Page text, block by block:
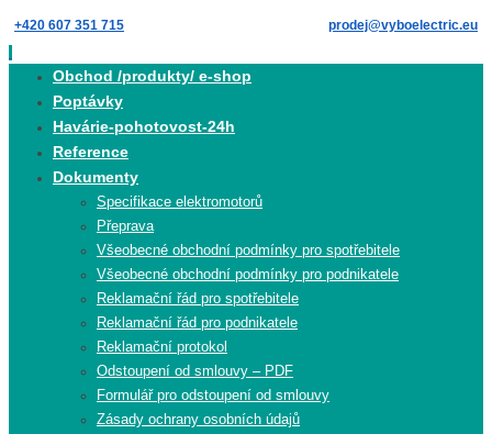
Skip
to
content
+420 607 351 715 prodej@vyboelectric.eu
Obchod /produkty/ e-shop
Poptávky
Havárie-pohotovost-24h
Reference
Dokumenty
Specifikace elektromotorů
Přeprava
Všeobecné obchodní podmínky pro spotřebitele
Všeobecné obchodní podmínky pro podnikatele
Reklamační řád pro spotřebitele
Reklamační řád pro podnikatele
Reklamační protokol
Odstoupení od smlouvy – PDF
Formulář pro odstoupení od smlouvy
Zásady ochrany osobních údajů